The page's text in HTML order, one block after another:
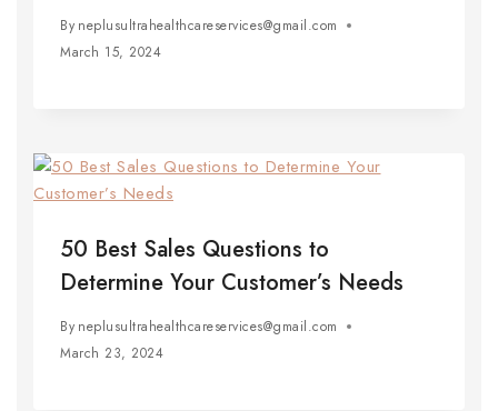
By neplusultrahealthcareservices@gmail.com
March 15, 2024
50 Best Sales Questions to
Determine Your Customer’s Needs
By neplusultrahealthcareservices@gmail.com
March 23, 2024